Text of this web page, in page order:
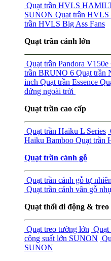
Quạt trần HVLS
SUNON Quạt trần HVLS
trần HVLS Big Ass Fans
Quạt trần cánh lớn
Quạt trần Pandora V150e
trần BRUNO 6 Quạt trần
inch Quạt trần Essence
đứng ngoài trời
Quạt trần cao cấp
Quạt trần Haiku L Series
Haiku Bamboo Quạt trần
Quạt trần cánh gỗ
Quạt trần cánh gỗ tự nhiên
Quạt trần cánh vân gỗ
Quạt thổi di động &
Quạt treo tường lớn
công suất lớn SUNON
SUNON